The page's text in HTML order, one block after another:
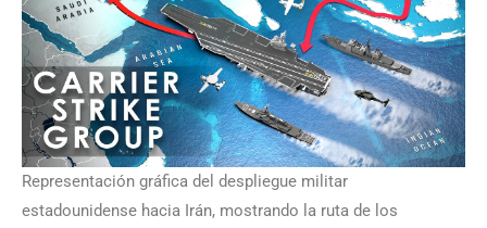
Representación gráfica del despliegue militar
estadounidense hacia Irán, mostrando la ruta de los